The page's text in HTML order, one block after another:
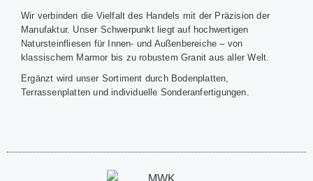
Wir verbinden die Vielfalt des Handels mit der Präzision der
Manufaktur. Unser Schwerpunkt liegt auf hochwertigen
Natursteinfliesen für Innen- und Außenbereiche – von
klassischem Marmor bis zu robustem Granit aus aller Welt.
Ergänzt wird unser Sortiment durch Bodenplatten,
Terrassenplatten und individuelle Sonderanfertigungen.